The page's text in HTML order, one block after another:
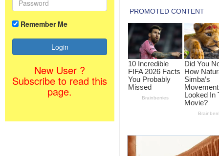
Remember Me
New User ?
Subscribe to read this
page.